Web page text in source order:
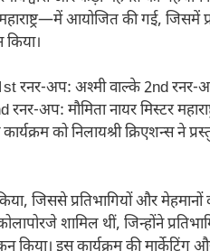
महाराष्ट्र—में आयोजित की गई,
रनर-अप: अश्मी वाल्के 2nd रनर-
रनर-अप: मौमिता नायर मिस्टर
को निलायश्री क्रिएशन्स ने
जिससे प्रतिभागियों और
शामिल थीं, जिन्होंने